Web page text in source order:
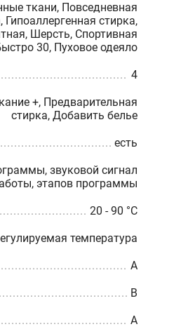
ткани, Повседневная
стирка,
Шерсть, Спортивная
30, Пуховое одеяло
4
+, Предварительная
стирка, Добавить белье
есть
звуковой сигнал
этапов программы
20 - 90 °C
температура
A
B
A